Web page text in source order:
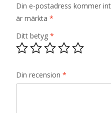
Din e-postadress kommer
är märkta *
Ditt betyg *
Din recension *